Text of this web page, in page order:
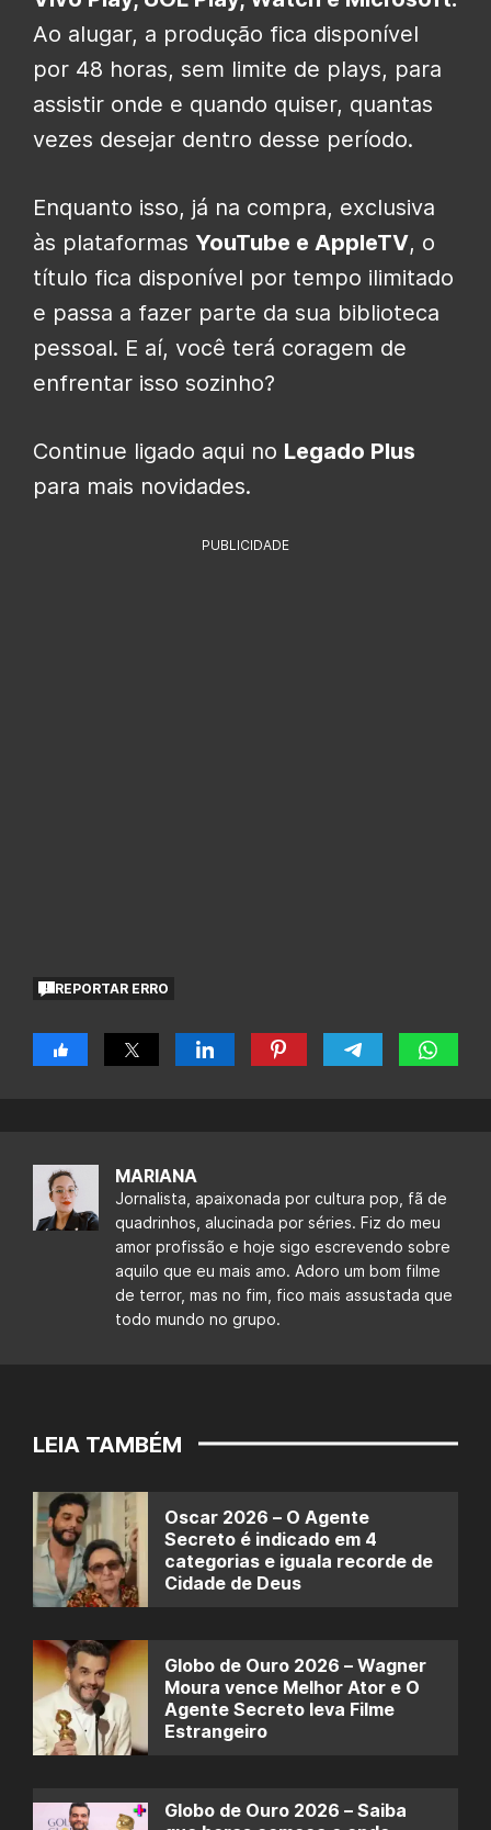
Ao alugar, a produção fica disponível
por 48 horas, sem limite de plays, para
assistir onde e quando quiser, quantas
vezes desejar dentro desse período.
Enquanto isso, já na compra, exclusiva
às plataformas YouTube e AppleTV, o
título fica disponível por tempo ilimitado
e passa a fazer parte da sua biblioteca
pessoal. E aí, você terá coragem de
enfrentar isso sozinho?
Continue ligado aqui no Legado Plus
para mais novidades.
PUBLICIDADE
REPORTAR ERRO
MARIANA
Jornalista, apaixonada por cultura pop, fã de
quadrinhos, alucinada por séries. Fiz do meu
amor profissão e hoje sigo escrevendo sobre
aquilo que eu mais amo. Adoro um bom filme
de terror, mas no fim, fico mais assustada que
todo mundo no grupo.
LEIA TAMBÉM
Oscar 2026 – O Agente
Secreto é indicado em 4
categorias e iguala recorde de
Cidade de Deus
Globo de Ouro 2026 – Wagner
Moura vence Melhor Ator e O
Agente Secreto leva Filme
Estrangeiro
Globo de Ouro 2026 – Saiba